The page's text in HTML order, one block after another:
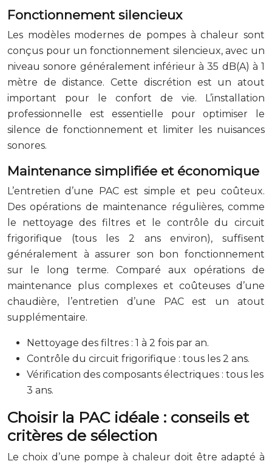
Fonctionnement silencieux
Les modèles modernes de pompes à chaleur sont
conçus pour un fonctionnement silencieux, avec un
niveau sonore généralement inférieur à 35 dB(A) à 1
mètre de distance. Cette discrétion est un atout
important pour le confort de vie. L’installation
professionnelle est essentielle pour optimiser le
silence de fonctionnement et limiter les nuisances
sonores.
Maintenance simplifiée et économique
L’entretien d’une PAC est simple et peu coûteux.
Des opérations de maintenance régulières, comme
le nettoyage des filtres et le contrôle du circuit
frigorifique (tous les 2 ans environ), suffisent
généralement à assurer son bon fonctionnement
sur le long terme. Comparé aux opérations de
maintenance plus complexes et coûteuses d’une
chaudière, l’entretien d’une PAC est un atout
supplémentaire.
Nettoyage des filtres : 1 à 2 fois par an.
Contrôle du circuit frigorifique : tous les 2 ans.
Vérification des composants électriques : tous les
3 ans.
Choisir la PAC idéale : conseils et
critères de sélection
Le choix d’une pompe à chaleur doit être adapté à